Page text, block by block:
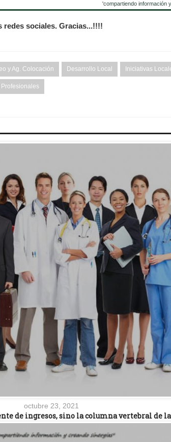
'compartiendo información
redes sociales. Gracias...!!!!
y Ag. Colocación Desarrollo Local Iniciativas
octubre 23, 2021
de ingresos, sino la columna vertebral de